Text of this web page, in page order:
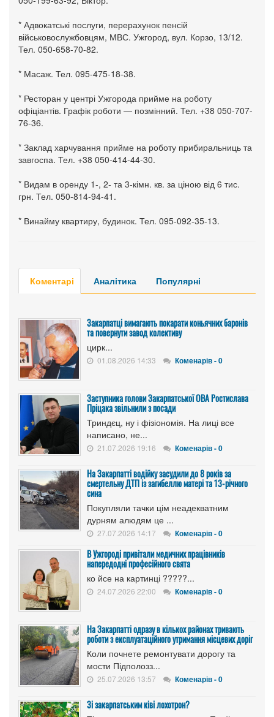
* Адвокатські послуги, перерахунок пенсій
військовослужбовцям, МВС. Ужгород, вул. Корзо, 13/12.
Тел. 050-658-70-82.
* Масаж. Тел. 095-475-18-38.
* Ресторан у центрі Ужгорода прийме на роботу
офіціантів. Графік роботи — позмінний. Тел. +38 050-707-
76-36.
* Заклад харчування прийме на роботу прибиральниць та
завгоспа. Тел. +38 050-414-44-30.
* Видам в оренду 1-, 2- та 3-кімн. кв. за ціною від 6 тис.
грн. Тел. 050-814-94-41.
* Винайму квартиру, будинок. Тел. 095-092-35-13.
Коментарі Аналітика Популярні
Закарпатці вимагають покарати коньячних баронів
та повернути завод колективу
цирк...
01.08.2026 14:33 Коменарів - 0
Заступника голови Закарпатської ОВА Ростислава
Пріцака звільнили з посади
Триндєц, ну і фізіономія. На лиці все
написано, не...
21.07.2026 19:16 Коменарів - 0
На Закарпатті водійку засудили до 8 років за
смертельну ДТП із загибеллю матері та 13-річного
сина
Покупляли тачки цім неадекватним
дурням алюдям це ...
27.07.2026 14:17 Коменарів - 0
В Ужгороді привітали медичних працівників
напередодні професійного свята
ко йсе на картинці ?????...
24.07.2026 22:00 Коменарів - 0
На Закарпатті одразу в кількох районах тривають
роботи з експлуатаційного утримання місцевих доріг
Коли почнете ремонтувати дорогу та
мости Підполозз...
25.07.2026 13:57 Коменарів - 0
Зі закарпатським ківі лохотрон?